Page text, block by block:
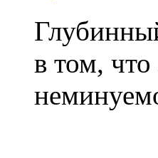
в том, что